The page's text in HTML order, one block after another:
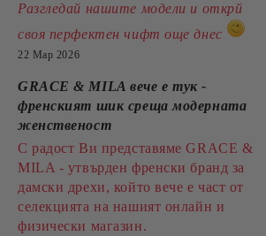
Разгледай нашите модели и открй
своя перфектен чифт още днес
22 Мар 2026
GRACE & MILA вече е тук -
френският шик среща модерната
женственост
С радост Ви представяме GRACE &
MILA - утвърден френски бранд за
дамски дрехи, който вече е част от
селекцията на нашият онлайн и
физически магазин.